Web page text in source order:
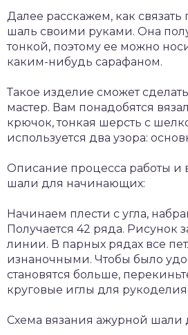
Далее расскажем, как
шаль своими руками. Она
тонкой, поэтому ее можно
каким-нибудь сарафаном.
Такое изделие сможет
мастер. Вам понадобятся
крючок, тонкая шерсть с
используется два узора:
Описание процесса работы и
шали для начинающих:
Начинаем плести с угла,
Получается 42 ряда. Рисунок
линии. В парных рядах все
изнаночными. Чтобы было
становятся больше,
круговые иглы для рукоделия.
Схема вязания ажурной шали